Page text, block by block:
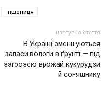
пшениця
наступна стаття
В Україні зменшуються
запаси вологи в ґрунті — під
загрозою врожай кукурудзи
й соняшнику